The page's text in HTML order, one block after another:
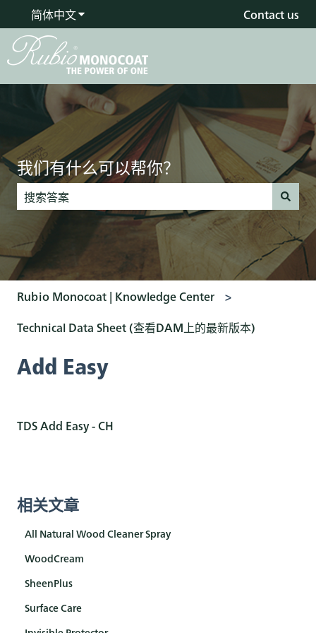
简体中文显示翻译的子菜单 Contact us
我们有什么可以帮你？
没有建议，因为搜索字段为空。
Rubio Monocoat | Knowledge Center
Technical Data Sheet (查看DAM上的最新版本)
Add Easy
TDS Add Easy - CH
相关文章
All Natural Wood Cleaner Spray
WoodCream
SheenPlus
Surface Care